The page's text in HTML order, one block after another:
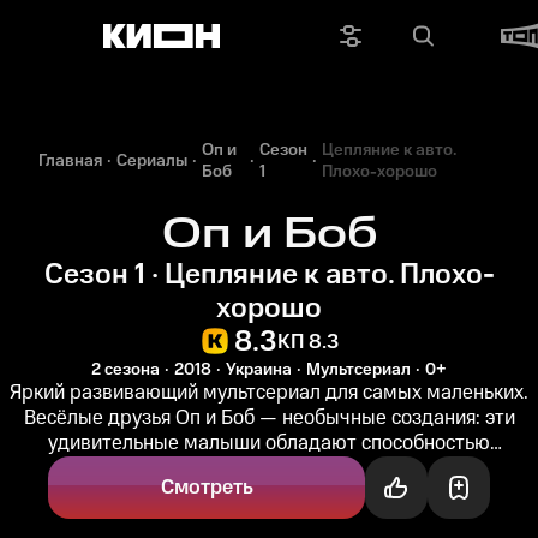
Главная Сериалы Оп и
Боб
Сезон
1
Цепляние к авто.
Плохо-хорошо
Оп и Боб
Сезон 1 · Цепляние к авто. Плохо-
хорошо
8.3КП 8.3
2 сезона 2018 Украина Мультсериал 0+
Яркий развивающий мультсериал для самых маленьких.
Весёлые друзья Оп и Боб — необычные создания: эти
удивительные малыши обладают способностью
подстраиваться под окружающую...
Смотреть